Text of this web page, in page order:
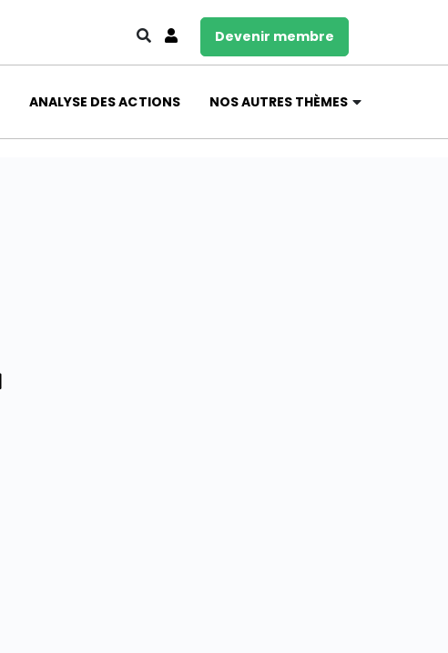
Devenir membre
ANALYSE DES ACTIONS NOS AUTRES THÈMES